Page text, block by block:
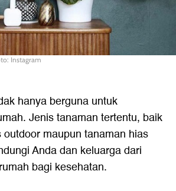
Instagram
hanya berguna untuk
Jenis tanaman tertentu, baik
maupun tanaman hias
Anda dan keluarga dari
bagi kesehatan.